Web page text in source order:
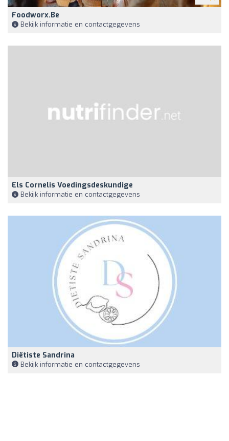
Foodworx.be
Bekijk informatie en contactgegevens
Els Cornelis Voedingsdeskundige
Bekijk informatie en contactgegevens
Diëtiste Sandrina
Bekijk informatie en contactgegevens